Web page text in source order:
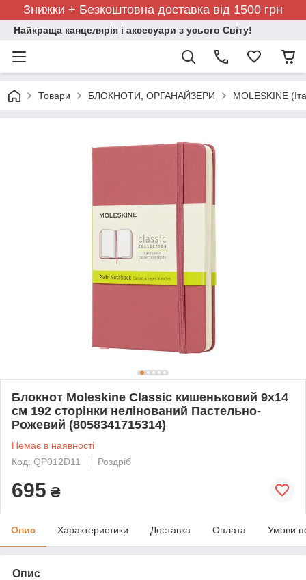
Знижки + Безкоштовна доставка від 1500 грн
Найкраща канцелярія і аксесуари з усього Світу!
Товари БЛОКНОТИ, ОРГАНАЙЗЕРИ MOLESKINE
Блокнот Moleskine Classic кишеньковий 9х14
см 192 сторінки нелінований Пастельно-
Рожевий (8058341715314)
Немає в наявності
Код: QP012D11
Роздріб
695 ₴
Опис Характеристики Доставка Оплата Умови
Опис